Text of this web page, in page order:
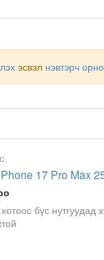
эсвэл нэвтэрч
17 Pro Max
бүс нутгуудад